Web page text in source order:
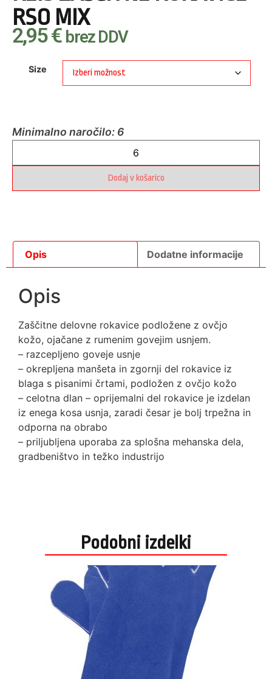
RSO MIX
2,95€ brez DDV
Size
Minimalno naročilo: 6
Dodaj v košarico
Opis Dodatne informacije
Opis
Zaščitne delovne rokavice podložene z ovčjo
kožo, ojačane z rumenim govejim usnjem.
– razcepljeno goveje usnje
– okrepljena manšeta in zgornji del rokavice iz
blaga s pisanimi črtami, podložen z ovčjo kožo
– celotna dlan – oprijemalni del rokavice je izdelan
iz enega kosa usnja, zaradi česar je bolj trpežna in
odporna na obrabo
– priljubljena uporaba za splošna mehanska dela,
gradbeništvo in težko industrijo
Podobni izdelki